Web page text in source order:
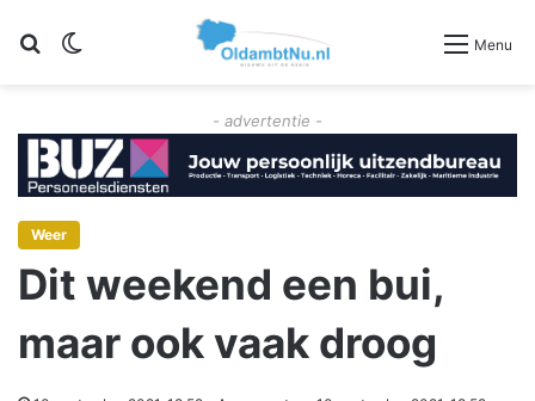
Zoeken Menu
- advertentie -
Weer
Dit weekend een bui,
maar ook vaak droog